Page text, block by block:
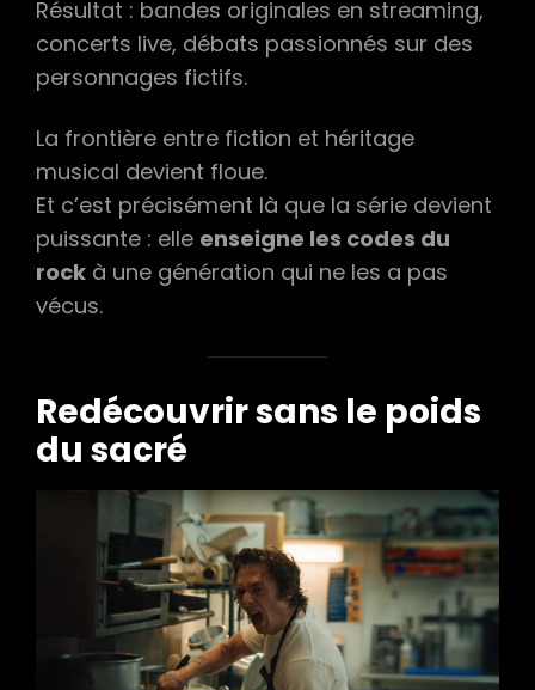
Résultat : bandes originales en streaming,
concerts live, débats passionnés sur des
personnages fictifs.
La frontière entre fiction et héritage
musical devient floue.
Et c’est précisément là que la série devient
puissante : elle enseigne les codes du
rock à une génération qui ne les a pas
vécus.
Redécouvrir sans le poids
du sacré